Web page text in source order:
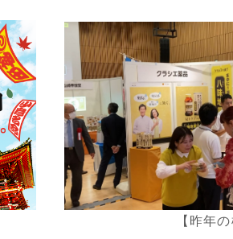
【昨年の様